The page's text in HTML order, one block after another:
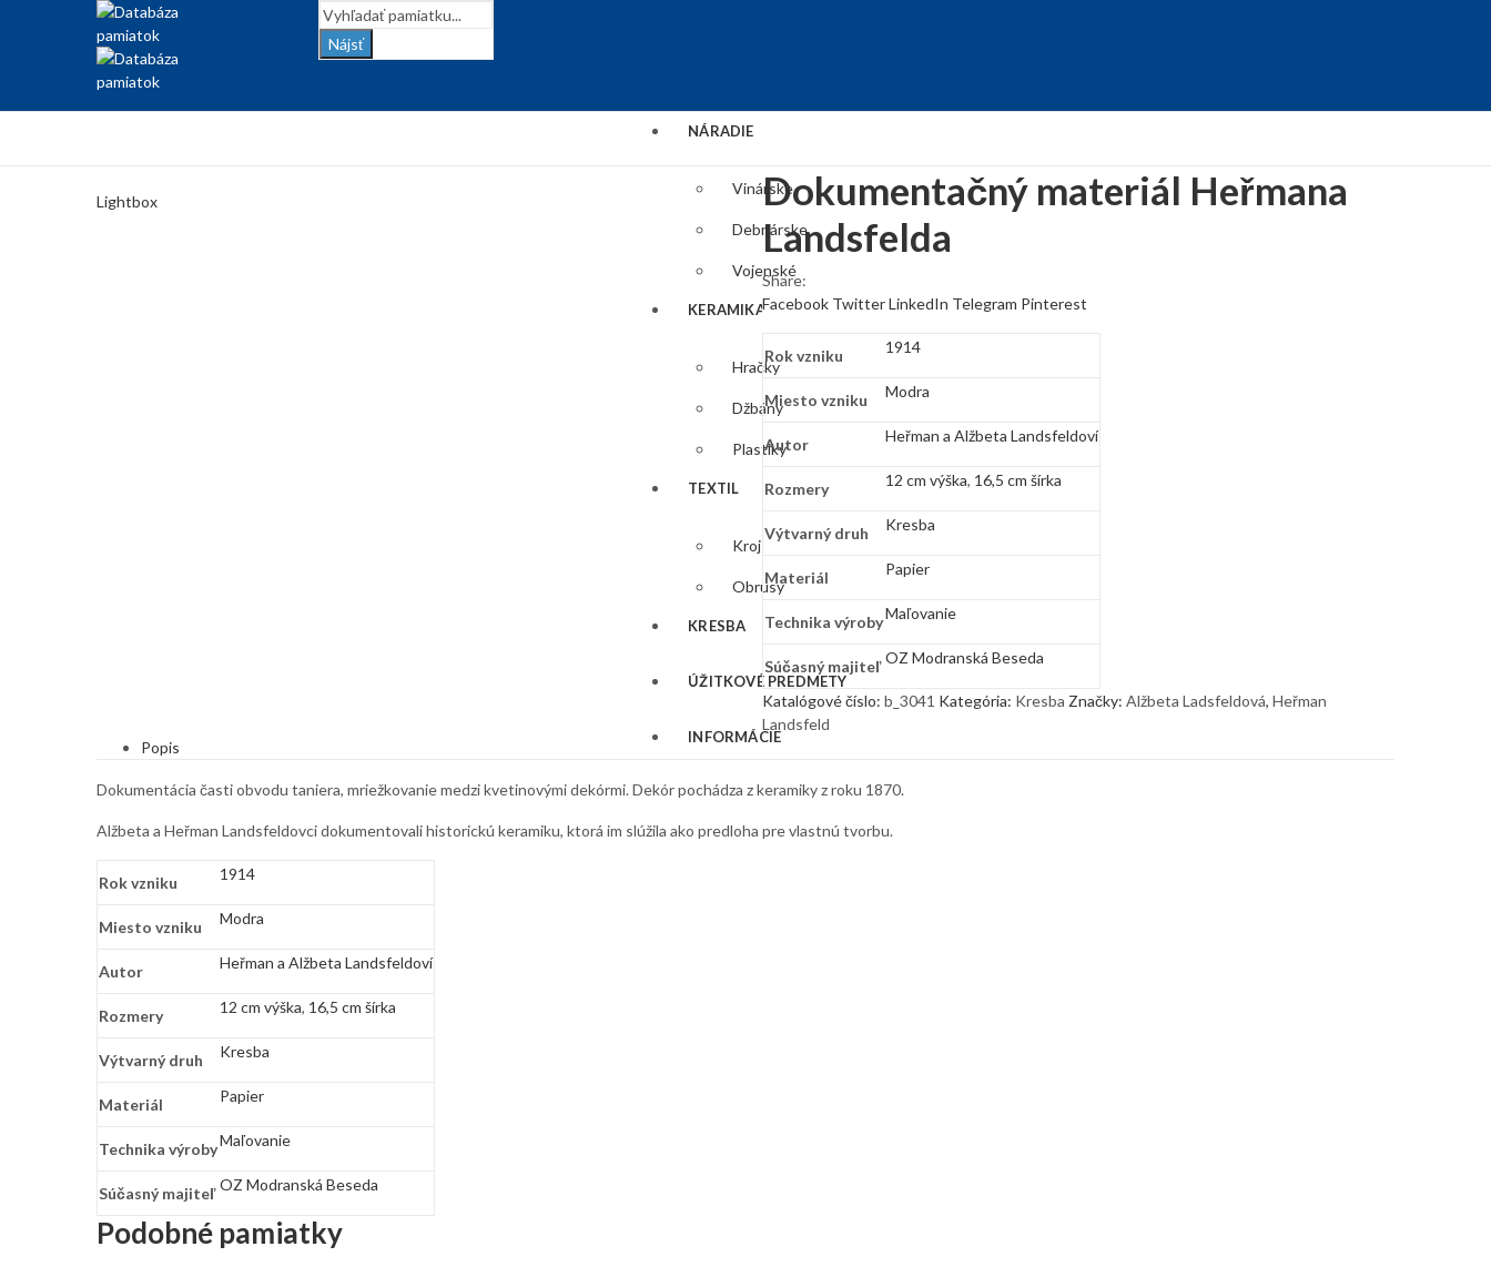
Nájsť
NÁRADIE
Vinárske
Debnárske
Vojenské
KERAMIKA
Hračky
Džbány
Plastiky
TEXTIL
Kroj
Obrusy
KRESBA
ÚŽITKOVÉ PREDMETY
INFORMÁCIE
Lightbox
Dokumentačný materiál Heřmana
Landsfelda
Share:
Facebook TwitterLinkedIn Telegram Pinterest
Rok vzniku 1914
Miesto vzniku Modra
Autor Heřman a Alžbeta Landsfeldoví
Rozmery 12 cm výška, 16,5 cm šírka
Výtvarný druh Kresba
Materiál Papier
Technika výrobyMaľovanie
Súčasný majiteľ OZ Modranská Beseda
Katalógové číslo: b_3041 Kategória: Kresba Značky: Alžbeta Ladsfeldová, Heřman
Landsfeld
Popis
Dokumentácia časti obvodu taniera, mriežkovanie medzi kvetinovými dekórmi. Dekór pochádza z keramiky z roku 1870.
Alžbeta a Heřman Landsfeldovci dokumentovali historickú keramiku, ktorá im slúžila ako predloha pre vlastnú tvorbu.
Rok vzniku 1914
Miesto vzniku Modra
Autor Heřman a Alžbeta Landsfeldoví
Rozmery 12 cm výška, 16,5 cm šírka
Výtvarný druh Kresba
Materiál Papier
Technika výrobyMaľovanie
Súčasný majiteľ OZ Modranská Beseda
Podobné pamiatky